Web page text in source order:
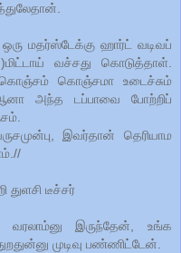
மதர்ஸ்டேக்கு ஹார்ட் வடிவப்
வச்சது கொடுத்தாள்.
கொஞ்சமா உடைச்சும்
அந்த டப்பாவை போற்றிப்
இவர்தான் தெரியாம
துளசி டீச்சர்
வரலாம்னு இருந்தேன், உங்க
முடிவு பண்ணிட்டேன்.